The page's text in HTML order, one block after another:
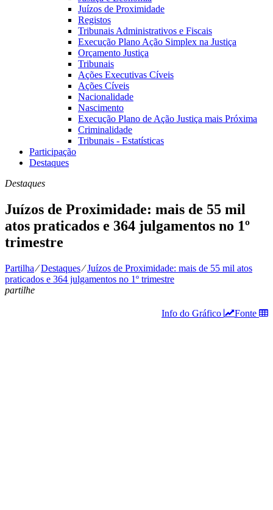
Juízos de Proximidade
Registos
Tribunais Administrativos e Fiscais
Execução Plano Ação Simplex na Justiça
Orçamento Justiça
Tribunais
Ações Executivas Cíveis
Ações Cíveis
Nacionalidade
Nascimento
Execução Plano de Ação Justiça mais Próxima
Criminalidade
Tribunais - Estatísticas
Participação
Destaques
Destaques
Juízos de Proximidade: mais de 55 mil
atos praticados e 364 julgamentos no 1º
trimestre
Partilha⁄Destaques⁄Juízos de Proximidade: mais de 55 mil atos
praticados e 364 julgamentos no 1º trimestre
partilhe
Fonte
Info do Gráfico